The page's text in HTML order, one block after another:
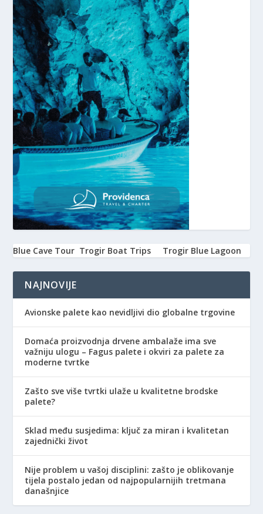
Blue Cave Tour Trogir Boat Trips Trogir Blue Lagoon
NAJNOVIJE
Avionske palete kao nevidljivi dio globalne trgovine
Domaća proizvodnja drvene ambalaže ima sve
važniju ulogu – Fagus palete i okviri za palete za
moderne tvrtke
Zašto sve više tvrtki ulaže u kvalitetne brodske
palete?
Sklad među susjedima: ključ za miran i kvalitetan
zajednički život
Nije problem u vašoj disciplini: zašto je oblikovanje
tijela postalo jedan od najpopularnijih tretmana
današnjice